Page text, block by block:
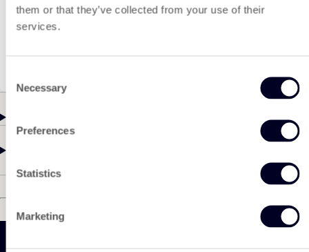
them or that they’ve collected from your use of their
services.
Selection
Necessary
Preferences
Statistics
Marketing
Interessieren Sie sich für dieses Produkt und
möchten Sie weitere Informationen oder ein